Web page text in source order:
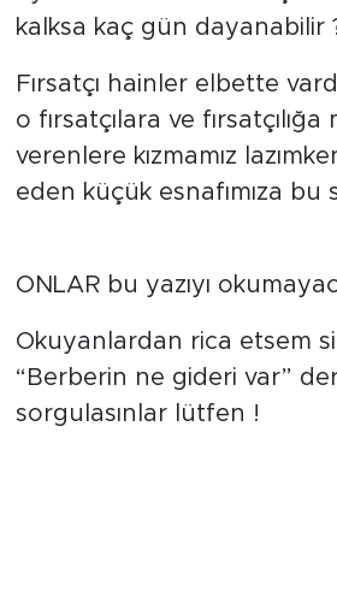
kalksa kaç gün dayanabilir
Fırsatçı hainler elbette
o fırsatçılara ve fırsatçılığa
verenlere kızmamız
eden küçük esnafımıza bu
ONLAR bu yazıyı
Okuyanlardan rica etsem
“Berberin ne gideri var”
sorgulasınlar lütfen !